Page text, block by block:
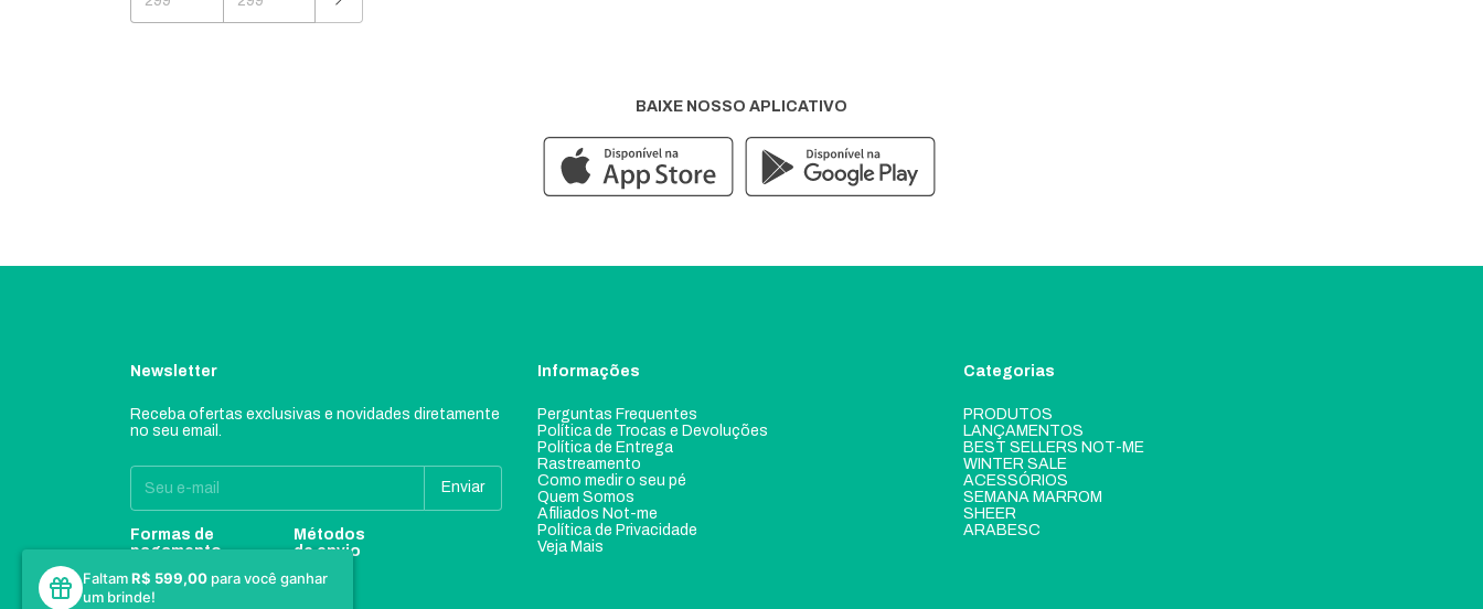
FaltamR$ 599,00 para você ganhar
um brinde!
BAIXE NOSSO APLICATIVO
Newsletter
Receba ofertas exclusivas e novidades diretamente
no seu email.
Informações
Perguntas Frequentes
Política de Trocas e Devoluções
Política de Entrega
Rastreamento
Como medir o seu pé
Quem Somos
Afiliados Not-me
Política de Privacidade
Veja Mais
Categorias
PRODUTOS
LANÇAMENTOS
BEST SELLERS NOT-ME
WINTER SALE
ACESSÓRIOS
SEMANA MARROM
SHEER
ARABESC
Formas de
pagamento
Métodos
de envio